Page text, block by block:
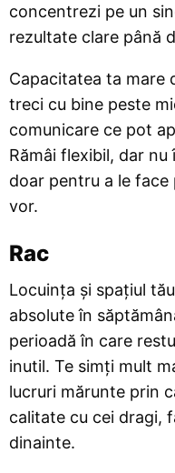
concentrezi pe un
rezultate clare până
Capacitatea ta mare
treci cu bine peste
comunicare ce pot
Rămâi flexibil, dar
doar pentru a le face
vor.
Rac
Locuința și spațiul
absolute în
perioadă în care
inutil. Te simți mult
lucruri mărunte prin
calitate cu cei dragi,
dinainte.